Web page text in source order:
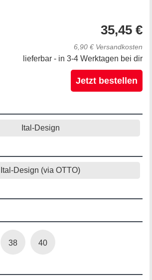
35,45 €
6,90 € Versandkosten
lieferbar - in 3-4 Werktagen bei dir
Jetzt bestellen
Ital-Design
Ital-Design (via OTTO)
38 40